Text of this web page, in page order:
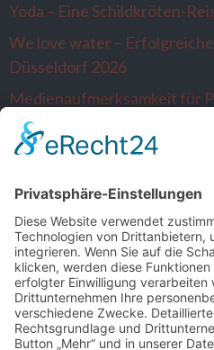
Yoda – Eine Schildkröten-
We love water –
Düsseldorf 2026
Medienaufmerksamkeit für
Alltagsausbrecher wandern
Niederlande sind neugierig
SONSTIGE
Kontakt
Facebook